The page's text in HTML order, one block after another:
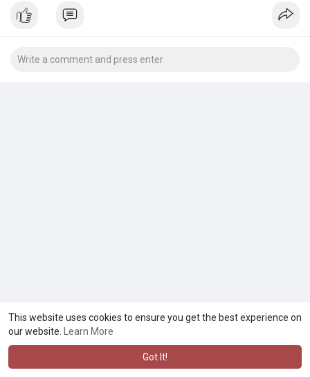
This website uses cookies to ensure you get the best experience on
our website.
Learn More
Got It!
extra y evitar cargos inesperados en el aeropuerto.